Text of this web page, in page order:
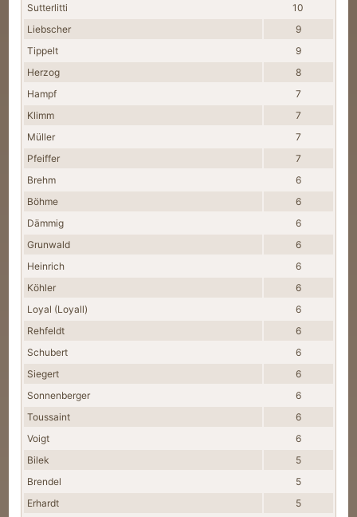
Sutterlitti
10
Liebscher
9
Tippelt
9
Herzog
8
Hampf
7
Klimm
7
Müller
7
Pfeiffer
7
Brehm
6
Böhme
6
Dämmig
6
Grunwald
6
Heinrich
6
Köhler
6
Loyal (Loyall)
6
Rehfeldt
6
Schubert
6
Siegert
6
Sonnenberger
6
Toussaint
6
Voigt
6
Bilek
5
Brendel
5
Erhardt
5